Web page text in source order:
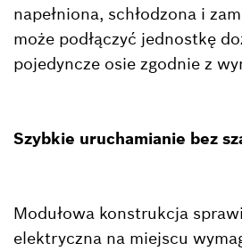
napełniona, schłodzona i
może podłączyć jednostkę
pojedyncze osie zgodnie z
Szybkie uruchamianie bez
Modułowa konstrukcja
elektryczna na miejscu